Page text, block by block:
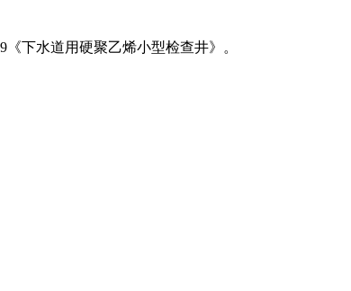
下水道用硬聚乙烯小型检查井》。